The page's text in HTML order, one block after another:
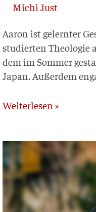
Michi Just
Aaron ist gelern­ter
stu­dier­ten Theo­lo­gie
dem im Som­mer
Japan. Außer­dem
Weiterlesen »
Julian
und
Soraya
Franz